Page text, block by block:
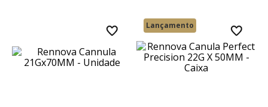
Desenvolvida para prof...
Lançamento